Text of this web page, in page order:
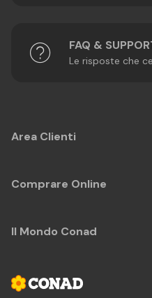
FAQ &
Le risposte che
Area Clienti
Comprare Online
Il Mondo Conad